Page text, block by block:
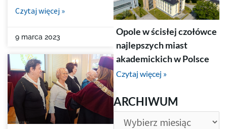
Czytaj więcej »
9 marca 2023
Opole w ścisłej czołówce
najlepszych miast
akademickich w Polsce
Czytaj więcej »
ARCHIWUM
ARCHIWUM